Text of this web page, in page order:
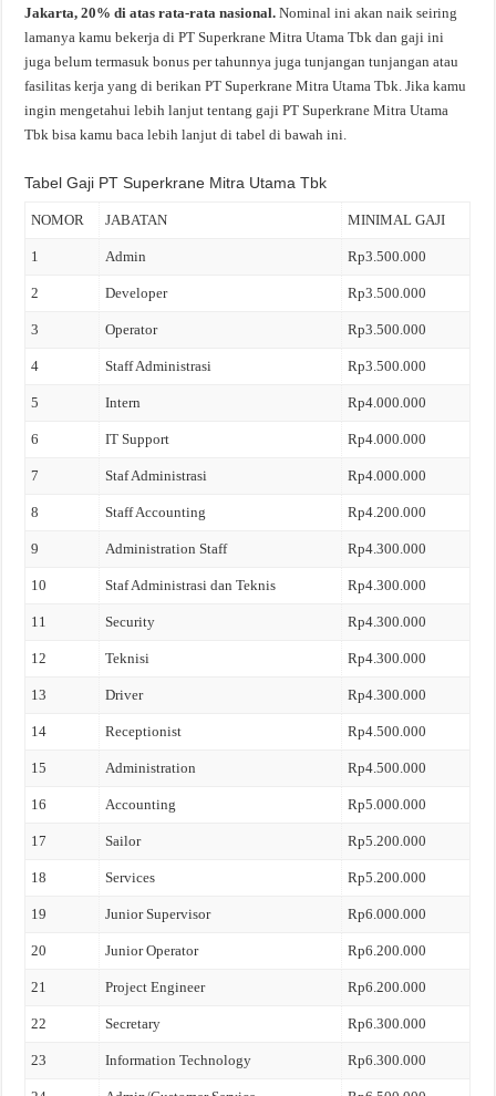
Jakarta, 20% di atas rata-rata nasional.Nominal ini akan naik seiring
lamanya kamu bekerja di PT Superkrane Mitra Utama Tbk dan gaji ini
juga belum termasuk bonus per tahunnya juga tunjangan tunjangan atau
fasilitas kerja yang di berikan PT Superkrane Mitra Utama Tbk. Jika kamu
ingin mengetahui lebih lanjut tentang gaji PT Superkrane Mitra Utama
Tbk bisa kamu baca lebih lanjut di tabel di bawah ini.
Tabel Gaji PT Superkrane Mitra Utama Tbk
NOMOR JABATAN MINIMAL GAJI
1 Admin Rp3.500.000
2 Developer Rp3.500.000
3 Operator Rp3.500.000
4 Staff Administrasi Rp3.500.000
5 Intern Rp4.000.000
6 IT Support Rp4.000.000
7 Staf Administrasi Rp4.000.000
8 Staff Accounting Rp4.200.000
9 Administration Staff Rp4.300.000
10 Staf Administrasi dan Teknis Rp4.300.000
11 Security Rp4.300.000
12 Teknisi Rp4.300.000
13 Driver Rp4.300.000
14 Receptionist Rp4.500.000
15 Administration Rp4.500.000
16 Accounting Rp5.000.000
17 Sailor Rp5.200.000
18 Services Rp5.200.000
19 Junior Supervisor Rp6.000.000
20 Junior Operator Rp6.200.000
21 Project Engineer Rp6.200.000
22 Secretary Rp6.300.000
23 Information Technology Rp6.300.000